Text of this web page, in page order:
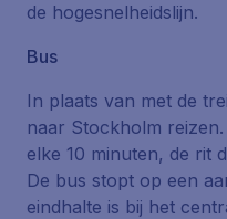
de hogesnelheidslijn.
Bus
In plaats van met de
naar Stockholm
elke 10 minuten, de rit
De bus stopt op een
eindhalte is bij het